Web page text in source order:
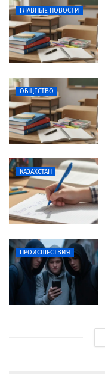
ГЛАВНЫЕ НОВОСТИ
ОБЩЕСТВО
КАЗАХСТАН
ПРОИСШЕСТВИЯ